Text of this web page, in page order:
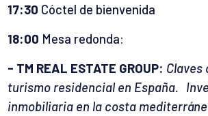
17:30 Cóctel de bienvenida
18:00 Mesa redonda:
- TM REAL ESTATE GROUP: Claves
turismo residencial en España.
inmobiliaria en la costa